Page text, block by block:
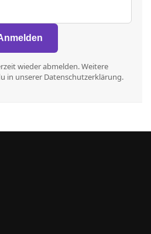
wieder abmelden. Weitere
in unserer Datenschutzerklärung.